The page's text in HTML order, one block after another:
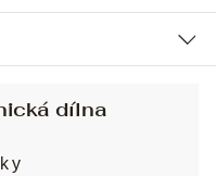
dílna